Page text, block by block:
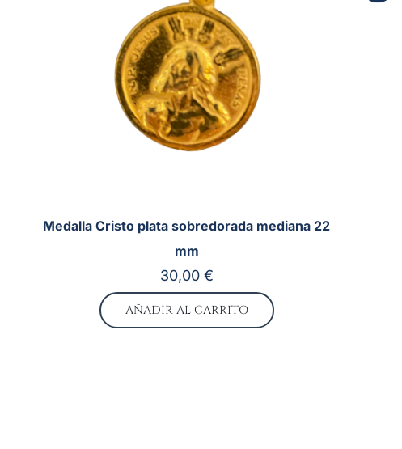
Medalla Cristo plata sobredorada mediana 22
mm
30,00 €
AÑADIR AL CARRITO